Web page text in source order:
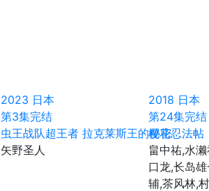
2023 日本
第3集完结
虫王战队超王者 拉克莱斯王的秘密
矢野圣人
2018 日本
第24集完结
樱花忍法帖
畠中祐,水
口龙,长岛
辅,茶风林,